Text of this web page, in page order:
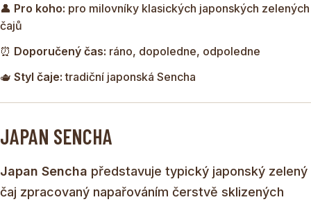
👤 Pro koho: pro milovníky klasických japonských zelených
čajů
⏰ Doporučený čas: ráno, dopoledne, odpoledne
🫖 Styl čaje: tradiční japonská Sencha
JAPAN SENCHA
Japan Sencha představuje typický japonský zelený
čaj zpracovaný napařováním čerstvě sklizených